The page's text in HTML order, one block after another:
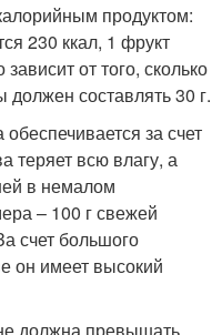
продуктом:
230 ккал, 1 фрукт
от того, сколько
составлять 30 г.
за счет
теряет всю влагу, а
в немалом
– 100 г свежей
счет большого
он имеет высокий
должна превышать